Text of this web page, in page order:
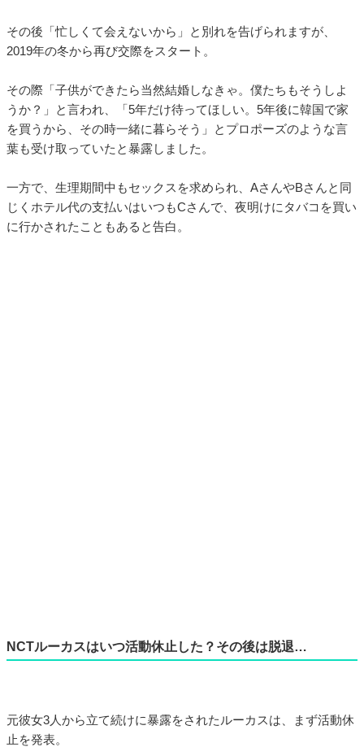
その後「忙しくて会えないから」と別れを告げられますが、
2019年の冬から再び交際をスタート。
その際「子供ができたら当然結婚しなきゃ。僕たちもそうしよ
うか？」と言われ、「5年だけ待ってほしい。5年後に韓国で家
を買うから、その時一緒に暮らそう」とプロポーズのような言
葉も受け取っていたと暴露しました。
一方で、生理期間中もセックスを求められ、AさんやBさんと同
じくホテル代の支払いはいつもCさんで、夜明けにタバコを買い
に行かされたこともあると告白。
NCTルーカスはいつ活動休止した？その後は脱退…
元彼女3人から立て続けに暴露をされたルーカスは、まず活動休
止を発表。